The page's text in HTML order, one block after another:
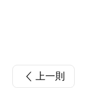
上一則